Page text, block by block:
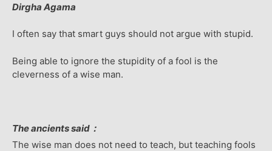
Dirgha Agama
I often say that smart guys should not argue with stupid.
Being able to ignore the stupidity of a fool is the
cleverness of a wise man.
The ancients said：
The wise man does not need to teach, but teaching fools